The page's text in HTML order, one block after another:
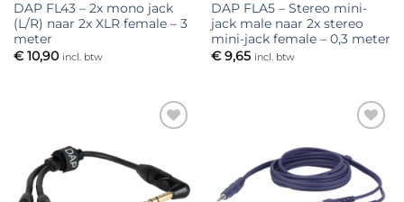
DAP FL43 – 2x mono jack
(L/R) naar 2x XLR female – 3
meter
€10,90 incl. btw
DAP FLA5 – Stereo mini-
jack male naar 2x stereo
mini-jack female – 0,3 meter
€9,65 incl. btw
verlanglijst
aan
verlanglijst